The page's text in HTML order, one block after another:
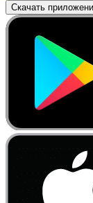
Скачать